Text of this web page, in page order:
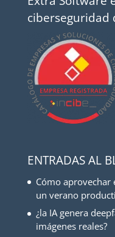
ciberseguridad
ENTRADAS AL
Cómo
un verano
¿la IA genera
imágenes reales?